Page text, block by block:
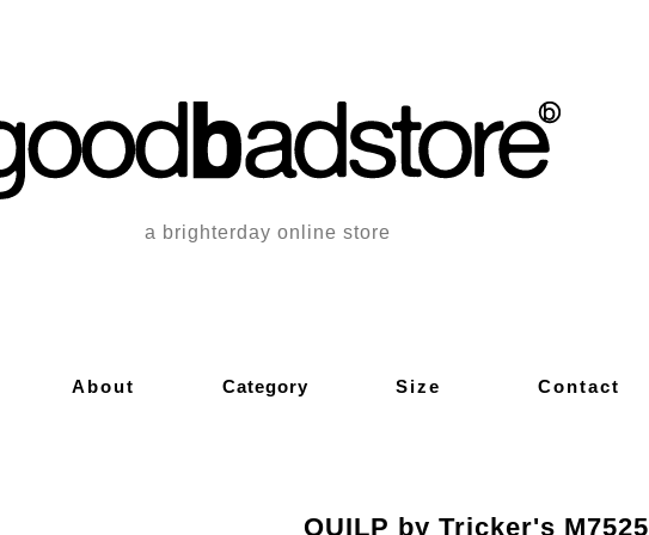
a brighterday online store
About Category Size Contact
QUILP by Tricker's M7525